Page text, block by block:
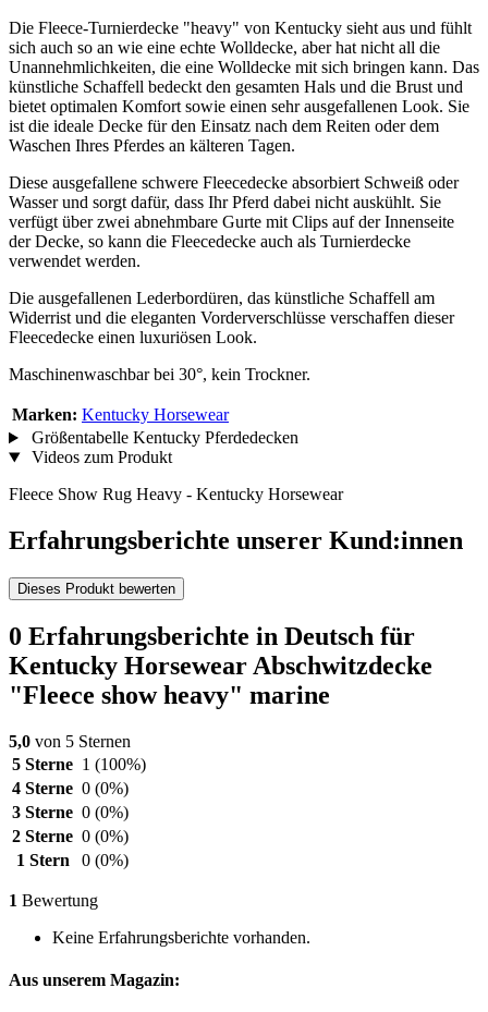
Die Fleece-Turnierdecke "heavy" von Kentucky sieht aus und fühlt
sich auch so an wie eine echte Wolldecke, aber hat nicht all die
Unannehmlichkeiten, die eine Wolldecke mit sich bringen kann. Das
künstliche Schaffell bedeckt den gesamten Hals und die Brust und
bietet optimalen Komfort sowie einen sehr ausgefallenen Look. Sie
ist die ideale Decke für den Einsatz nach dem Reiten oder dem
Waschen Ihres Pferdes an kälteren Tagen.
Diese ausgefallene schwere Fleecedecke absorbiert Schweiß oder
Wasser und sorgt dafür, dass Ihr Pferd dabei nicht auskühlt. Sie
verfügt über zwei abnehmbare Gurte mit Clips auf der Innenseite
der Decke, so kann die Fleecedecke auch als Turnierdecke
verwendet werden.
Die ausgefallenen Lederbordüren, das künstliche Schaffell am
Widerrist und die eleganten Vorderverschlüsse verschaffen dieser
Fleecedecke einen luxuriösen Look.
Maschinenwaschbar bei 30°, kein Trockner.
Marken: Kentucky Horsewear
Größentabelle Kentucky Pferdedecken
Videos zum Produkt
Fleece Show Rug Heavy - Kentucky Horsewear
Erfahrungsberichte unserer Kund:innen
Dieses Produkt bewerten
0 Erfahrungsberichte in Deutsch für
Kentucky Horsewear Abschwitzdecke
"Fleece show heavy" marine
5,0 von 5 Sternen
5 Sterne 1 (100%)
4 Sterne 0 (0%)
3 Sterne 0 (0%)
2 Sterne 0 (0%)
1 Stern
0 (0%)
1 Bewertung
Keine Erfahrungsberichte vorhanden.
Aus unserem Magazin: